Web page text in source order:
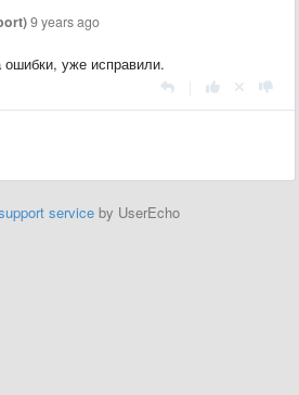
9 years ago
ошибки, уже исправили.
service by UserEcho